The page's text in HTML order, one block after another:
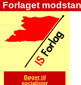
Forlaget
Bøger til
socialister